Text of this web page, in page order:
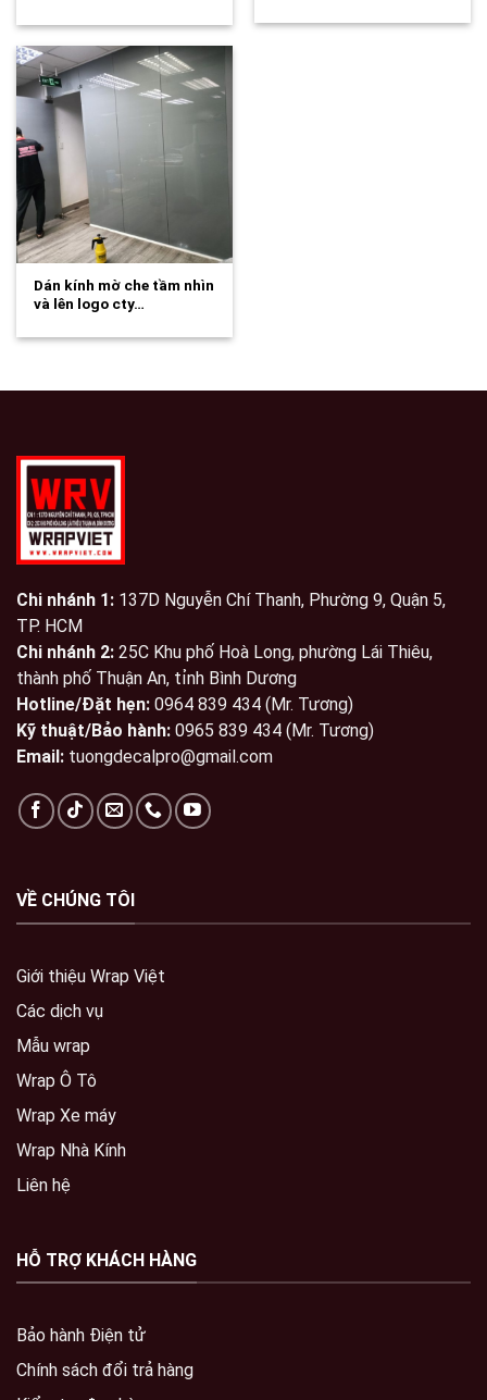
Dán kính mờ che tầm nhìn
và lên logo cty…
Chi nhánh 1: 137D Nguyễn Chí Thanh, Phường 9, Quận 5,
TP. HCM
Chi nhánh 2: 25C Khu phố Hoà Long, phường Lái Thiêu,
thành phố Thuận An, tỉnh Bình Dương
Hotline/Đặt hẹn: 0964 839 434 (Mr. Tương)
Kỹ thuật/Bảo hành: 0965 839 434 (Mr. Tương)
Email: tuongdecalpro@gmail.com
VỀ CHÚNG TÔI
Giới thiệu Wrap Việt
Các dịch vụ
Mẫu wrap
Wrap Ô Tô
Wrap Xe máy
Wrap Nhà Kính
Liên hệ
HỖ TRỢ KHÁCH HÀNG
Bảo hành Điện tử
Chính sách đổi trả hàng